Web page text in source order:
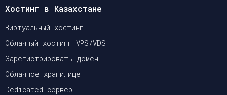
Хостинг в Казахстане
Виртуальный хостинг
Облачный хостинг VPS/VDS
Зарегистрировать домен
Облачное хранилище
Dedicated сервер